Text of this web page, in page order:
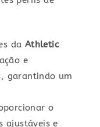
da Athletic
e
garantindo um
o
ajustáveis e